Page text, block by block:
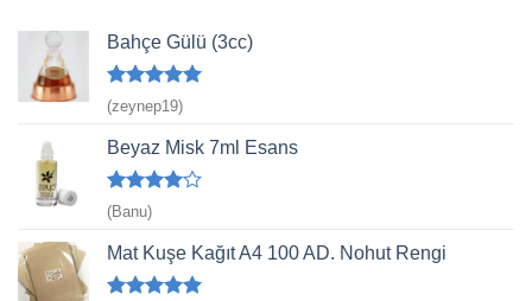
Bahçe Gülü (3cc)
5 üzerinden
5
oy aldı
(zeynep19)
Beyaz Misk 7ml Esans
5
üzerinden
4 oy aldı
(Banu)
Mat Kuşe Kağıt A4 100 AD. Nohut Rengi